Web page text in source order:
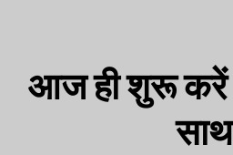
आज ही शुरू करें
साथ